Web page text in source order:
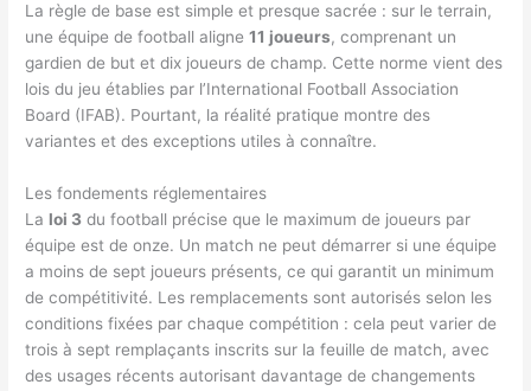
La règle de base est simple et presque sacrée : sur le terrain,
une équipe de football aligne11 joueurs, comprenant un
gardien de but et dix joueurs de champ. Cette norme vient des
lois du jeu établies par l’International Football Association
Board (IFAB). Pourtant, la réalité pratique montre des
variantes et des exceptions utiles à connaître.
Les fondements réglementaires
La loi 3 du football précise que le maximum de joueurs par
équipe est de onze. Un match ne peut démarrer si une équipe
a moins de sept joueurs présents, ce qui garantit un minimum
de compétitivité. Les remplacements sont autorisés selon les
conditions fixées par chaque compétition : cela peut varier de
trois à sept remplaçants inscrits sur la feuille de match, avec
des usages récents autorisant davantage de changements